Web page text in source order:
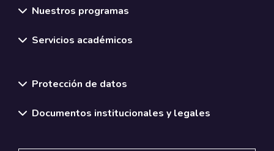
Nuestros programas
Servicios académicos
Protección de datos
Documentos institucionales y legales